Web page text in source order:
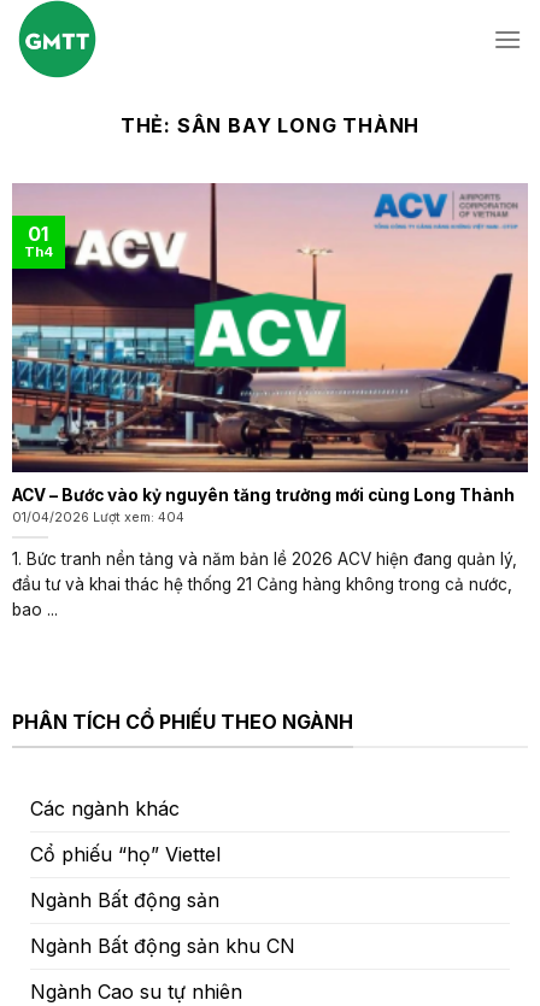
Skip
content
THẺ: SÂN BAY LONG THÀNH
ACV – Bước vào kỷ nguyên tăng trưởng mới cùng Long Thành
01/04/2026 Lượt xem: 404
1. Bức tranh nền tảng và năm bản lề 2026 ACV hiện đang quản lý,
đầu tư và khai thác hệ thống 21 Cảng hàng không trong cả nước,
bao ...
01
Th4
PHÂN TÍCH CỔ PHIẾU THEO NGÀNH
Các ngành khác
Cổ phiếu “họ” Viettel
Ngành Bất động sản
Ngành Bất động sản khu CN
Ngành Cao su tự nhiên